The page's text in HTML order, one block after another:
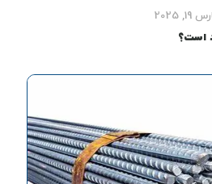
2025
است؟